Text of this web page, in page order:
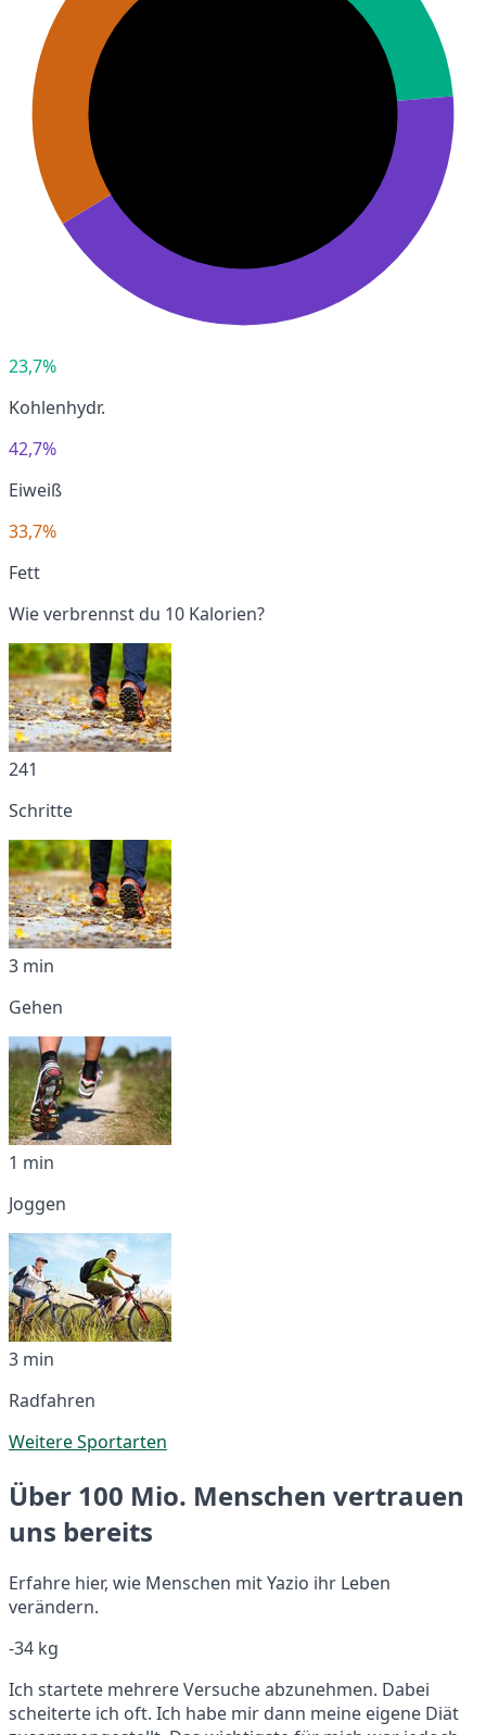
23,7%
Kohlenhydr.
42,7%
Eiweiß
33,7%
Fett
Wie verbrennst du 10 Kalorien?
241
Schritte
3 min
Gehen
1 min
Joggen
3 min
Radfahren
Weitere Sportarten
Über 100 Mio. Menschen vertrauen
uns bereits
Erfahre hier, wie Menschen mit Yazio ihr Leben
verändern.
-34 kg
Ich startete mehrere Versuche abzunehmen. Dabei
scheiterte ich oft. Ich habe mir dann meine eigene Diät